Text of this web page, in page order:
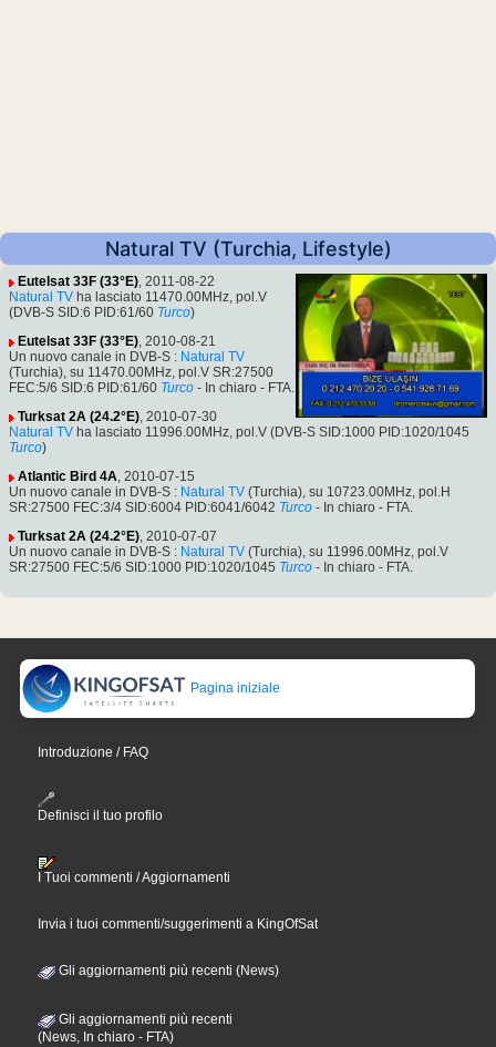
Natural TV (Turchia, Lifestyle)
Eutelsat 33F (33°E), 2011-08-22
Natural TV ha lasciato 11470.00MHz, pol.V
(DVB-S SID:6 PID:61/60 Turco)
Eutelsat 33F (33°E), 2010-08-21
Un nuovo canale in DVB-S : Natural TV
(Turchia), su 11470.00MHz, pol.V SR:27500
FEC:5/6 SID:6 PID:61/60 Turco - In chiaro - FTA.
Turksat 2A (24.2°E), 2010-07-30
Natural TV ha lasciato 11996.00MHz, pol.V (DVB-S SID:1000 PID:1020/1045
Turco)
Atlantic Bird 4A, 2010-07-15
Un nuovo canale in DVB-S : Natural TV (Turchia), su 10723.00MHz, pol.H
SR:27500 FEC:3/4 SID:6004 PID:6041/6042 Turco - In chiaro - FTA.
Turksat 2A (24.2°E), 2010-07-07
Un nuovo canale in DVB-S : Natural TV (Turchia), su 11996.00MHz, pol.V
SR:27500 FEC:5/6 SID:1000 PID:1020/1045 Turco - In chiaro - FTA.
Pagina iniziale
Introduzione / FAQ
Definisci il tuo profilo
I Tuoi commenti / Aggiornamenti
Invia i tuoi commenti/suggerimenti a KingOfSat
Gli aggiornamenti più recenti (News)
Gli aggiornamenti più recenti
(News, In chiaro - FTA)